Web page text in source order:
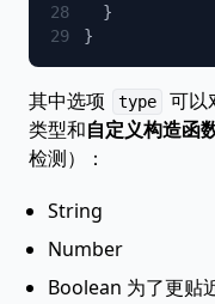
其中选项 type
可以
类型和自定义构造函
检测）：
String
Number
Boolean 为了更